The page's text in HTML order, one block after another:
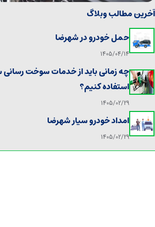
آخرین مطالب وبلاگ
حمل خودرو در شهرضا
1405/04/14
چه زمانی باید از خدمات سوخت رسانی
استفاده کنیم؟
1405/02/29
امداد خودرو سیار شهرضا
1405/02/29